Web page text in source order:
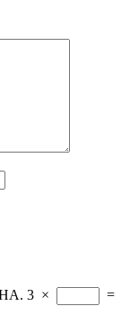
3 ×
=